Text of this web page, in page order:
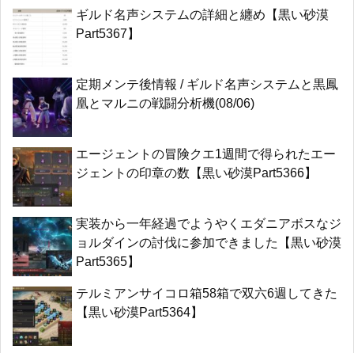
ギルド名声システムの詳細と纏め【黒い砂漠
Part5367】
定期メンテ後情報 / ギルド名声システムと黒鳳
凰とマルニの戦闘分析機(08/06)
エージェントの冒険クエ1週間で得られたエー
ジェントの印章の数【黒い砂漠Part5366】
実装から一年経過でようやくエダニアボスなジ
ョルダインの討伐に参加できました【黒い砂漠
Part5365】
テルミアンサイコロ箱58箱で双六6週してきた
【黒い砂漠Part5364】